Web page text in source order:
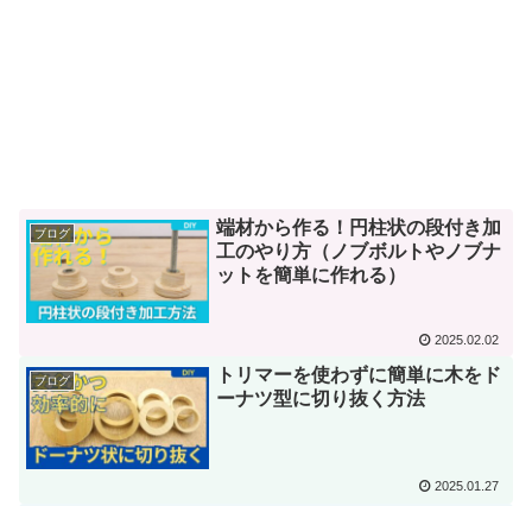
ブログ
端材から作る！円柱状の段付き加
工のやり方（ノブボルトやノブナ
ットを簡単に作れる）
2025.02.02
ブログ
トリマーを使わずに簡単に木をド
ーナツ型に切り抜く方法
2025.01.27